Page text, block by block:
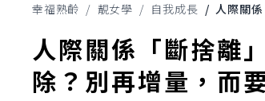
幸福熟齡 / 靚女學 / 自我成長 / 人際關
人際關係「斷捨離
除？別再增量，而